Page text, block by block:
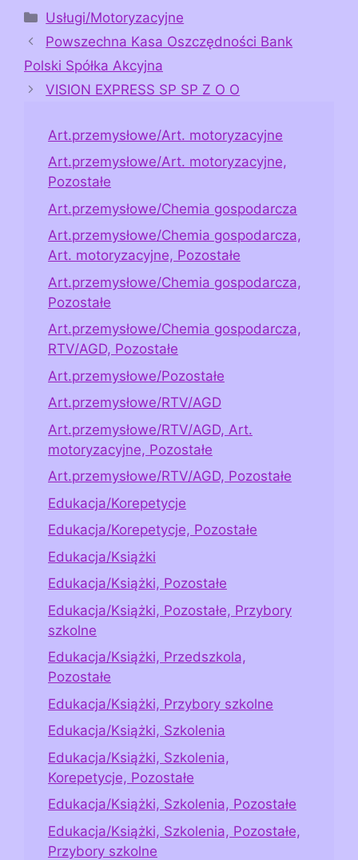
Kategorie
Usługi/Motoryzacyjne
Powszechna Kasa Oszczędności Bank
Polski Spółka Akcyjna
VISION EXPRESS SP SP Z O O
Art.przemysłowe/Art. motoryzacyjne
Art.przemysłowe/Art. motoryzacyjne,
Pozostałe
Art.przemysłowe/Chemia gospodarcza
Art.przemysłowe/Chemia gospodarcza,
Art. motoryzacyjne, Pozostałe
Art.przemysłowe/Chemia gospodarcza,
Pozostałe
Art.przemysłowe/Chemia gospodarcza,
RTV/AGD, Pozostałe
Art.przemysłowe/Pozostałe
Art.przemysłowe/RTV/AGD
Art.przemysłowe/RTV/AGD, Art.
motoryzacyjne, Pozostałe
Art.przemysłowe/RTV/AGD, Pozostałe
Edukacja/Korepetycje
Edukacja/Korepetycje, Pozostałe
Edukacja/Książki
Edukacja/Książki, Pozostałe
Edukacja/Książki, Pozostałe, Przybory
szkolne
Edukacja/Książki, Przedszkola,
Pozostałe
Edukacja/Książki, Przybory szkolne
Edukacja/Książki, Szkolenia
Edukacja/Książki, Szkolenia,
Korepetycje, Pozostałe
Edukacja/Książki, Szkolenia, Pozostałe
Edukacja/Książki, Szkolenia, Pozostałe,
Przybory szkolne